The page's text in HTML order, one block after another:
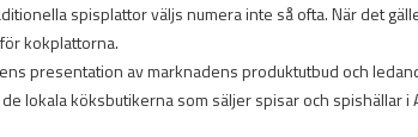
spisplattor väljs numera inte så ofta. När det
kokplattorna.
presentation av marknadens produktutbud och
lokala köksbutikerna som säljer spisar och spishällar i